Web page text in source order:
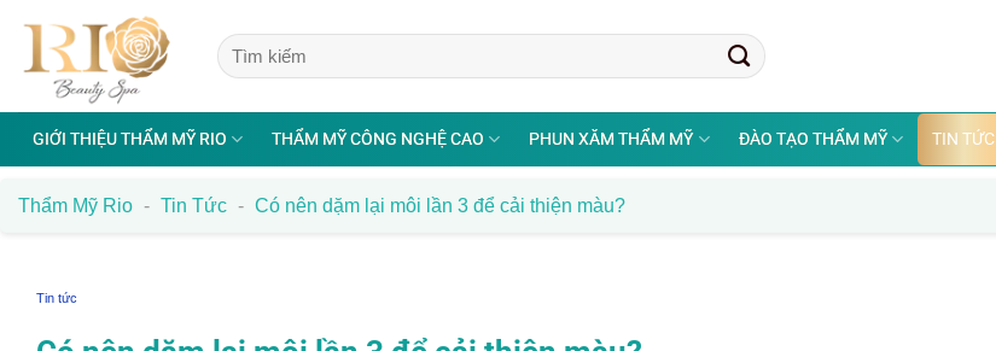
nội
GIỚI THIỆU THẨM MỸ RIO THẨM MỸ CÔNG NGHỆ CAO PHUN XĂM THẨM MỸ ĐÀO TẠO THẨM MỸ TIN TỨC
Thẩm Mỹ Rio - Tin Tức - Có nên dặm lại môi lần 3 để cải thiện màu?
Tin tức